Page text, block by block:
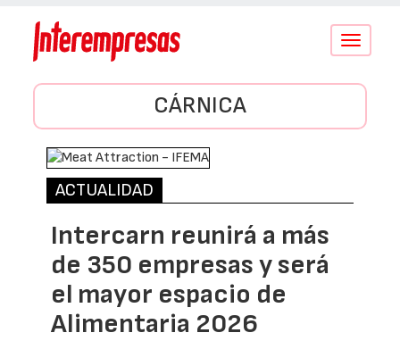
Conmutar
CÁRNICA
ACTUALIDAD
Intercarn reunirá a más
de 350 empresas y será
el mayor espacio de
Alimentaria 2026